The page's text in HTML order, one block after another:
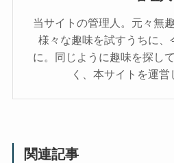
当サイトの管理人。元々無
様々な趣味を試すうちに、
に。同じように趣味を探し
く、本サイトを運営
関連記事